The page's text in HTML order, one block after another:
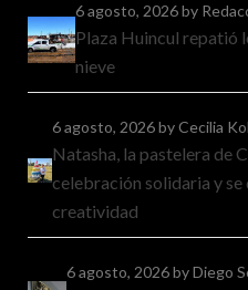
6 agosto, 2026by
Plaza Huincul repatió
nieve
6 agosto, 2026by Cecilia
Natasha, la pastelera de
celebración solidaria y se
creatividad
6 agosto, 2026by Diego